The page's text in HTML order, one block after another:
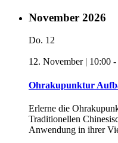
November 2026
Do. 12
12. November | 10:00 -
Ohrakupunktur
Erlerne die
Traditionellen
Anwendung in ihrer